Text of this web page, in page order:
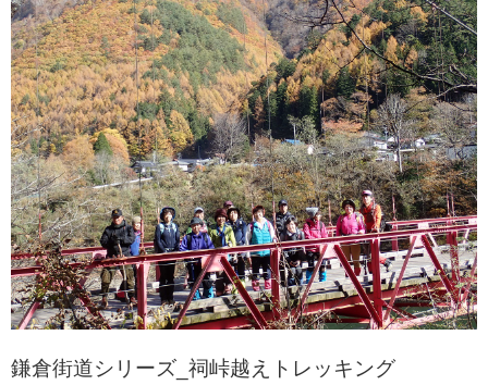
鎌倉街道シリーズ_祠峠越えトレッキング